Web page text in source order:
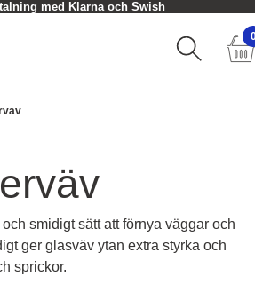
med Klarna och Swish
smidigt sätt att förnya väggar och
ger glasväv ytan extra styrka och
sprickor.